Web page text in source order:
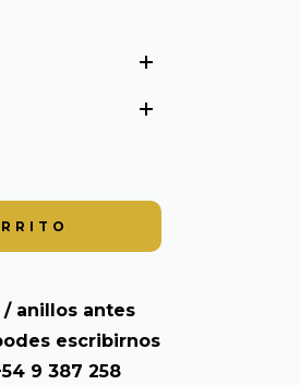
anillos antes
escribirnos
9 387 258